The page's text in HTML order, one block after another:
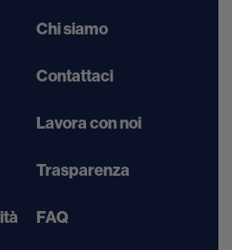
Chi siamo
Contattaci
Lavora con noi
Trasparenza
FAQ